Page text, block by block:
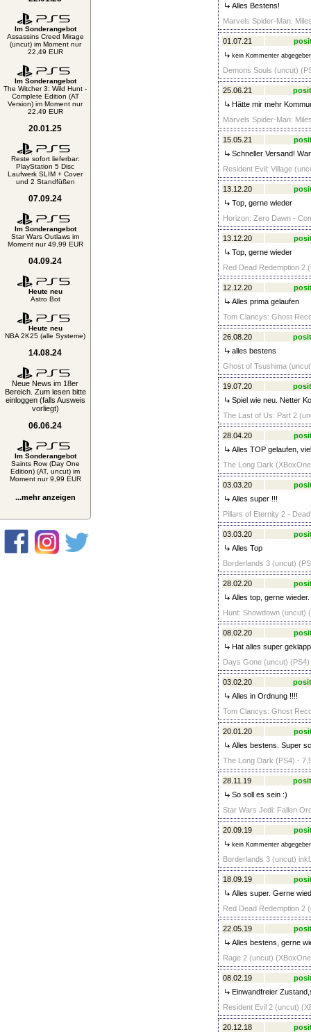
Im Sonderangebot
Assassins Creed Mirage
(uncut) im Moment nur
22,49 EUR
Im Sonderangebot
The Witcher 3: Wild Hunt -
Complete Edition (AT
Version) im Moment nur
22,49 EUR
20.01.25
Reste sofort lieferbar:
PlayStation 5 Disc
Laufwerk SLIM + Cover
und 2 Standfüßen
07.09.24
Im Sonderangebot
Star Wars Outlaws im
Moment nur 49,99 EUR
04.09.24
Heute neu
Astro Bot
Heute neu
NBA 2K25 (alle Systeme)
14.08.24
Neue News im 18er
Bereich. Zum lesen bitte
einloggen (falls Ausweis
vorliegt)
06.06.24
Im Sonderangebot
Saints Row (Day One
Edition) (AT, uncut) im
Moment nur 9,99 EUR
...mehr anzeigen
Alles Bestens!
Marvels Spider-Man:
01.07.21
kein Kommenter
Demons Souls (uncut)
25.06.21
Hätte mir mehr
Marvels Spider-Man:
15.05.21
Schneller Versand!
Resident Evil: Village
13.12.20
Top, gerne wieder
Horizon: Zero Dawn -
13.12.20
Top, gerne wieder
Red Dead Redemption 2
12.12.20
Alles prima gelaufen
Tom Clancys: Ghost
26.08.20
alles bestens
Ghost of Tsushima
19.07.20
Spiel wie neu. Netter
The Last of Us: Part 2
28.04.20
Alles TOP gelaufen,
The Long Dark
03.03.20
Alles super !!!
Pillars of Eternity 2 -
03.03.20
Alles Top
Borderlands 3 (uncut)
28.02.20
Alles top, gerne wieder.
Hunt: Showdown (uncut)
08.02.20
Hat alles super
Days Gone (uncut)
03.02.20
Alles in Ordnung !!!!
Tom Clancys: Ghost
20.01.20
Alles bestens. Super
The Long Dark (PS4) -
28.11.19
So soll es sein :)
Star Wars Jedi: Fallen
20.09.19
kein Kommenter
Borderlands 3 (uncut)
18.09.19
Alles super. Gerne
Red Dead Redemption 2
22.05.19
Alles bestens, gerne
Rage 2 (uncut)
08.02.19
Einwandfreier
Resident Evil 2 (uncut)
20.12.18